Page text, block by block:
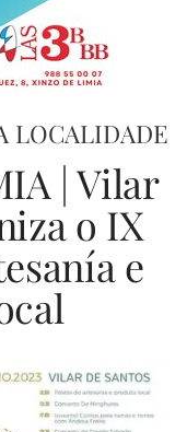
LOCALIDADE
| Vilar
o IX
e